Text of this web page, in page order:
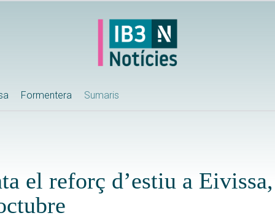
Formentera Sumaris
el reforç d’estiu a